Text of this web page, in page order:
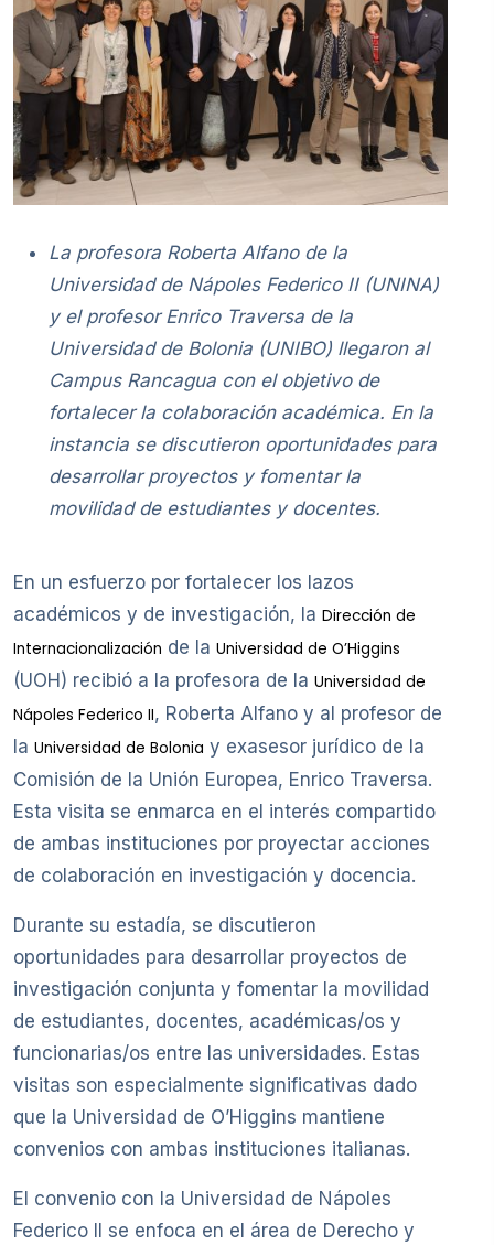
La profesora Roberta Alfano de la
Universidad de Nápoles Federico II (UNINA)
y el profesor Enrico Traversa de la
Universidad de Bolonia (UNIBO) llegaron al
Campus Rancagua con el objetivo de
fortalecer la colaboración académica. En la
instancia se discutieron oportunidades para
desarrollar proyectos y fomentar la
movilidad de estudiantes y docentes.
En un esfuerzo por fortalecer los lazos
académicos y de investigación, la Dirección de
Internacionalización de la Universidad de O’Higgins
(UOH) recibió a la profesora de la Universidad de
Nápoles Federico II, Roberta Alfano y al profesor de
la Universidad de Bolonia y exasesor jurídico de la
Comisión de la Unión Europea, Enrico Traversa.
Esta visita se enmarca en el interés compartido
de ambas instituciones por proyectar acciones
de colaboración en investigación y docencia.
Durante su estadía, se discutieron
oportunidades para desarrollar proyectos de
investigación conjunta y fomentar la movilidad
de estudiantes, docentes, académicas/os y
funcionarias/os entre las universidades. Estas
visitas son especialmente significativas dado
que la Universidad de O’Higgins mantiene
convenios con ambas instituciones italianas.
El convenio con la Universidad de Nápoles
Federico II se enfoca en el área de Derecho y